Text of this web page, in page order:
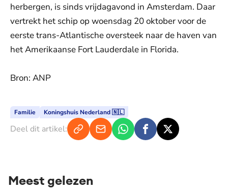
herbergen, is sinds vrijdagavond in Amsterdam. Daar
vertrekt het schip op woensdag 20 oktober voor de
eerste trans-Atlantische oversteek naar de haven van
het Amerikaanse Fort Lauderdale in Florida.
Bron: ANP
Familie Koningshuis Nederland 🇳🇱
Deel dit artikel:
Meest gelezen